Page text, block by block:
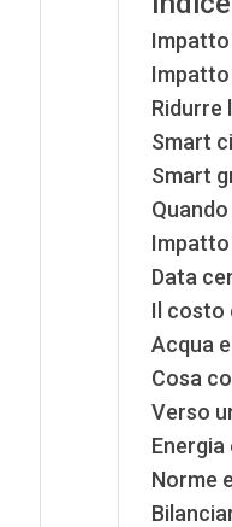
Impatto
Impatto
Ridurre
Smart
Smart
Impatto
Data
Il costo
Acqua
Cosa
Verso
Norme